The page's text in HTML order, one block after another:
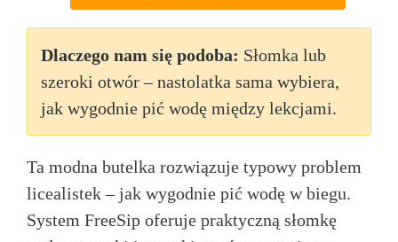
Dlaczego nam się podoba: Słomka lub
szeroki otwór – nastolatka sama wybiera,
jak wygodnie pić wodę między lekcjami.
Ta modna butelka rozwiązuje typowy problem
licealistek – jak wygodnie pić wodę w biegu.
System FreeSip oferuje praktyczną słomkę